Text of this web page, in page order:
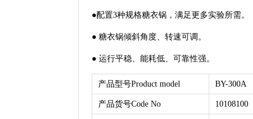
●配置3种规格糖衣锅，满足更多实验所需。
● 糖衣锅倾斜角度、转速可调。
● 运行平稳、能耗低、可靠性强。
产品型号Product model BY-300A
产品货号Code No 10108100